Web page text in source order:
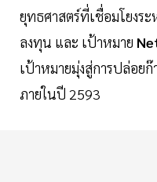
ยุทธศาสตร์ที่เชื่อมโยงระ
ลงทุน และ เป้าหมาย
เป้าหมายมุ่งสู่การปล่อย
ภายในปี 2593